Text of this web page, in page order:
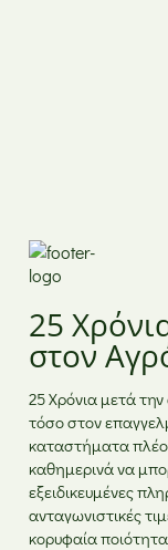
25
στον
25 Χρόνια μετά
τόσο στον
καταστήματα
καθημερινά να
εξειδικευμένες
ανταγωνιστικές
κορυφαία